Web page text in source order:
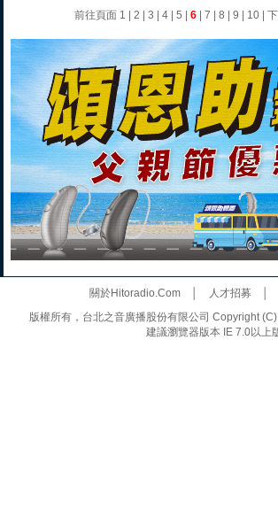
前往頁面 1 2 3 4| 5 6| 7 8 9 10|
關於Hitoradio.Com│ 人才招募
版權所有，台北之音廣播股份有限公司 Copyright
建議瀏覽器版本 IE 7.0以上